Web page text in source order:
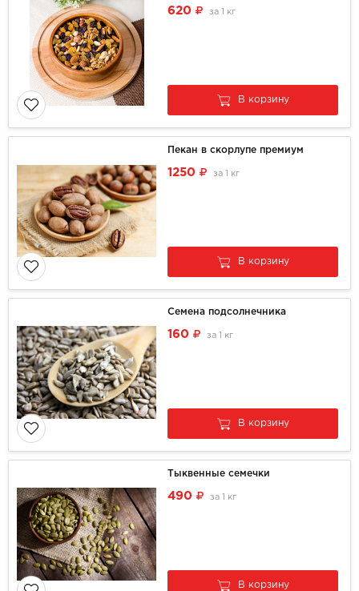
620 за 1 кг
В корзину
Пекан в скорлупе премиум
1250 за 1 кг
В корзину
Семена подсолнечника
160 за 1 кг
В корзину
Тыквенные семечки
490 за 1 кг
В корзину